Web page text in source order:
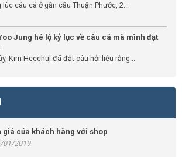
lúc câu cá ở gần cầu Thuận Phước, 2...
Jung hé lộ kỷ lục về câu cá mà mình đạt
Kim Heechul đã đặt câu hỏi liệu rằng...
giá của khách hàng với shop
01/2019